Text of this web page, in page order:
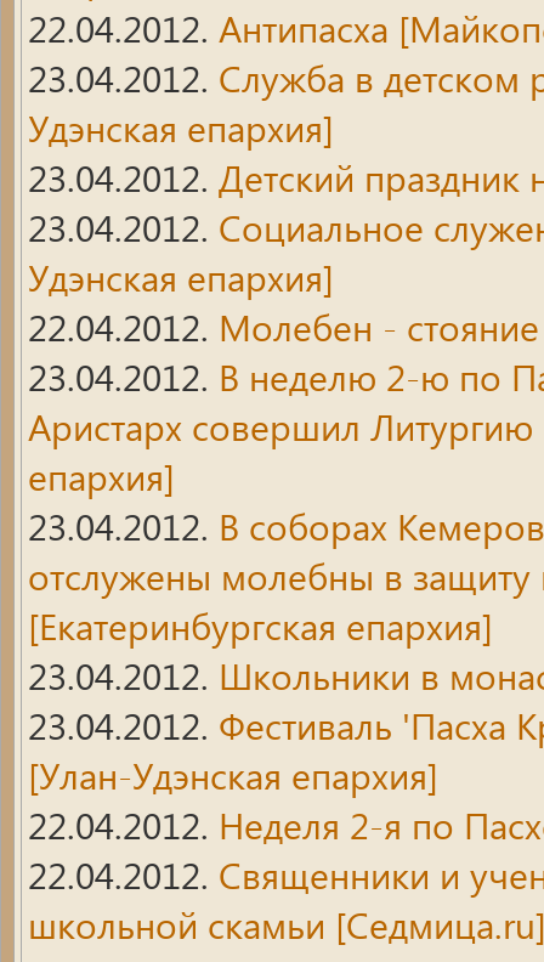
22.04.2012. Антипасха
23.04.2012. Служба в детском
Удэнская епархия]
23.04.2012. Детский праздник
23.04.2012. Социальное
Удэнская епархия]
22.04.2012. Молебен - стояние
23.04.2012. В неделю 2-ю по
Аристарх совершил
епархия]
23.04.2012. В соборах
отслужены молебны в
[Екатеринбургская епархия]
23.04.2012. Школьники в
23.04.2012. Фестиваль 'Пасха
[Улан-Удэнская епархия]
22.04.2012. Неделя 2-я по
22.04.2012. Священники и
школьной скамьи